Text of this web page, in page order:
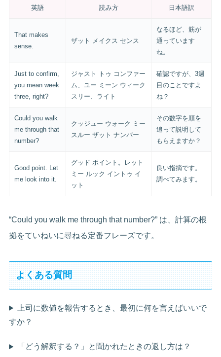
英語 読み方 日本語訳
That makes
sense.
ザット メイクス センス
なるほど、筋が
通っています
ね。
Just to confirm,
you mean week
three, right?
ジャスト トゥ コンファー
ム、ユー ミーン ウィーク
スリー、ライト
確認ですが、3週
目のことですよ
ね？
Could you walk
me through that
number?
クッジュー ウォーク ミー
スルー ザット ナンバー
その数字を順を
追って説明して
もらえますか？
Good point. Let
me look into it.
グッド ポイント。レット
ミー ルック イントゥ イ
ット
良い指摘です。
調べてみます。
“Could you walk me through that number?” は、計算の根
拠をていねいに尋ねる定番フレーズです。
よくある質問
上司に数値を報告するとき、最初に何を言えばいいで
すか？
「どう解釈する？」と聞かれたときの返し方は？